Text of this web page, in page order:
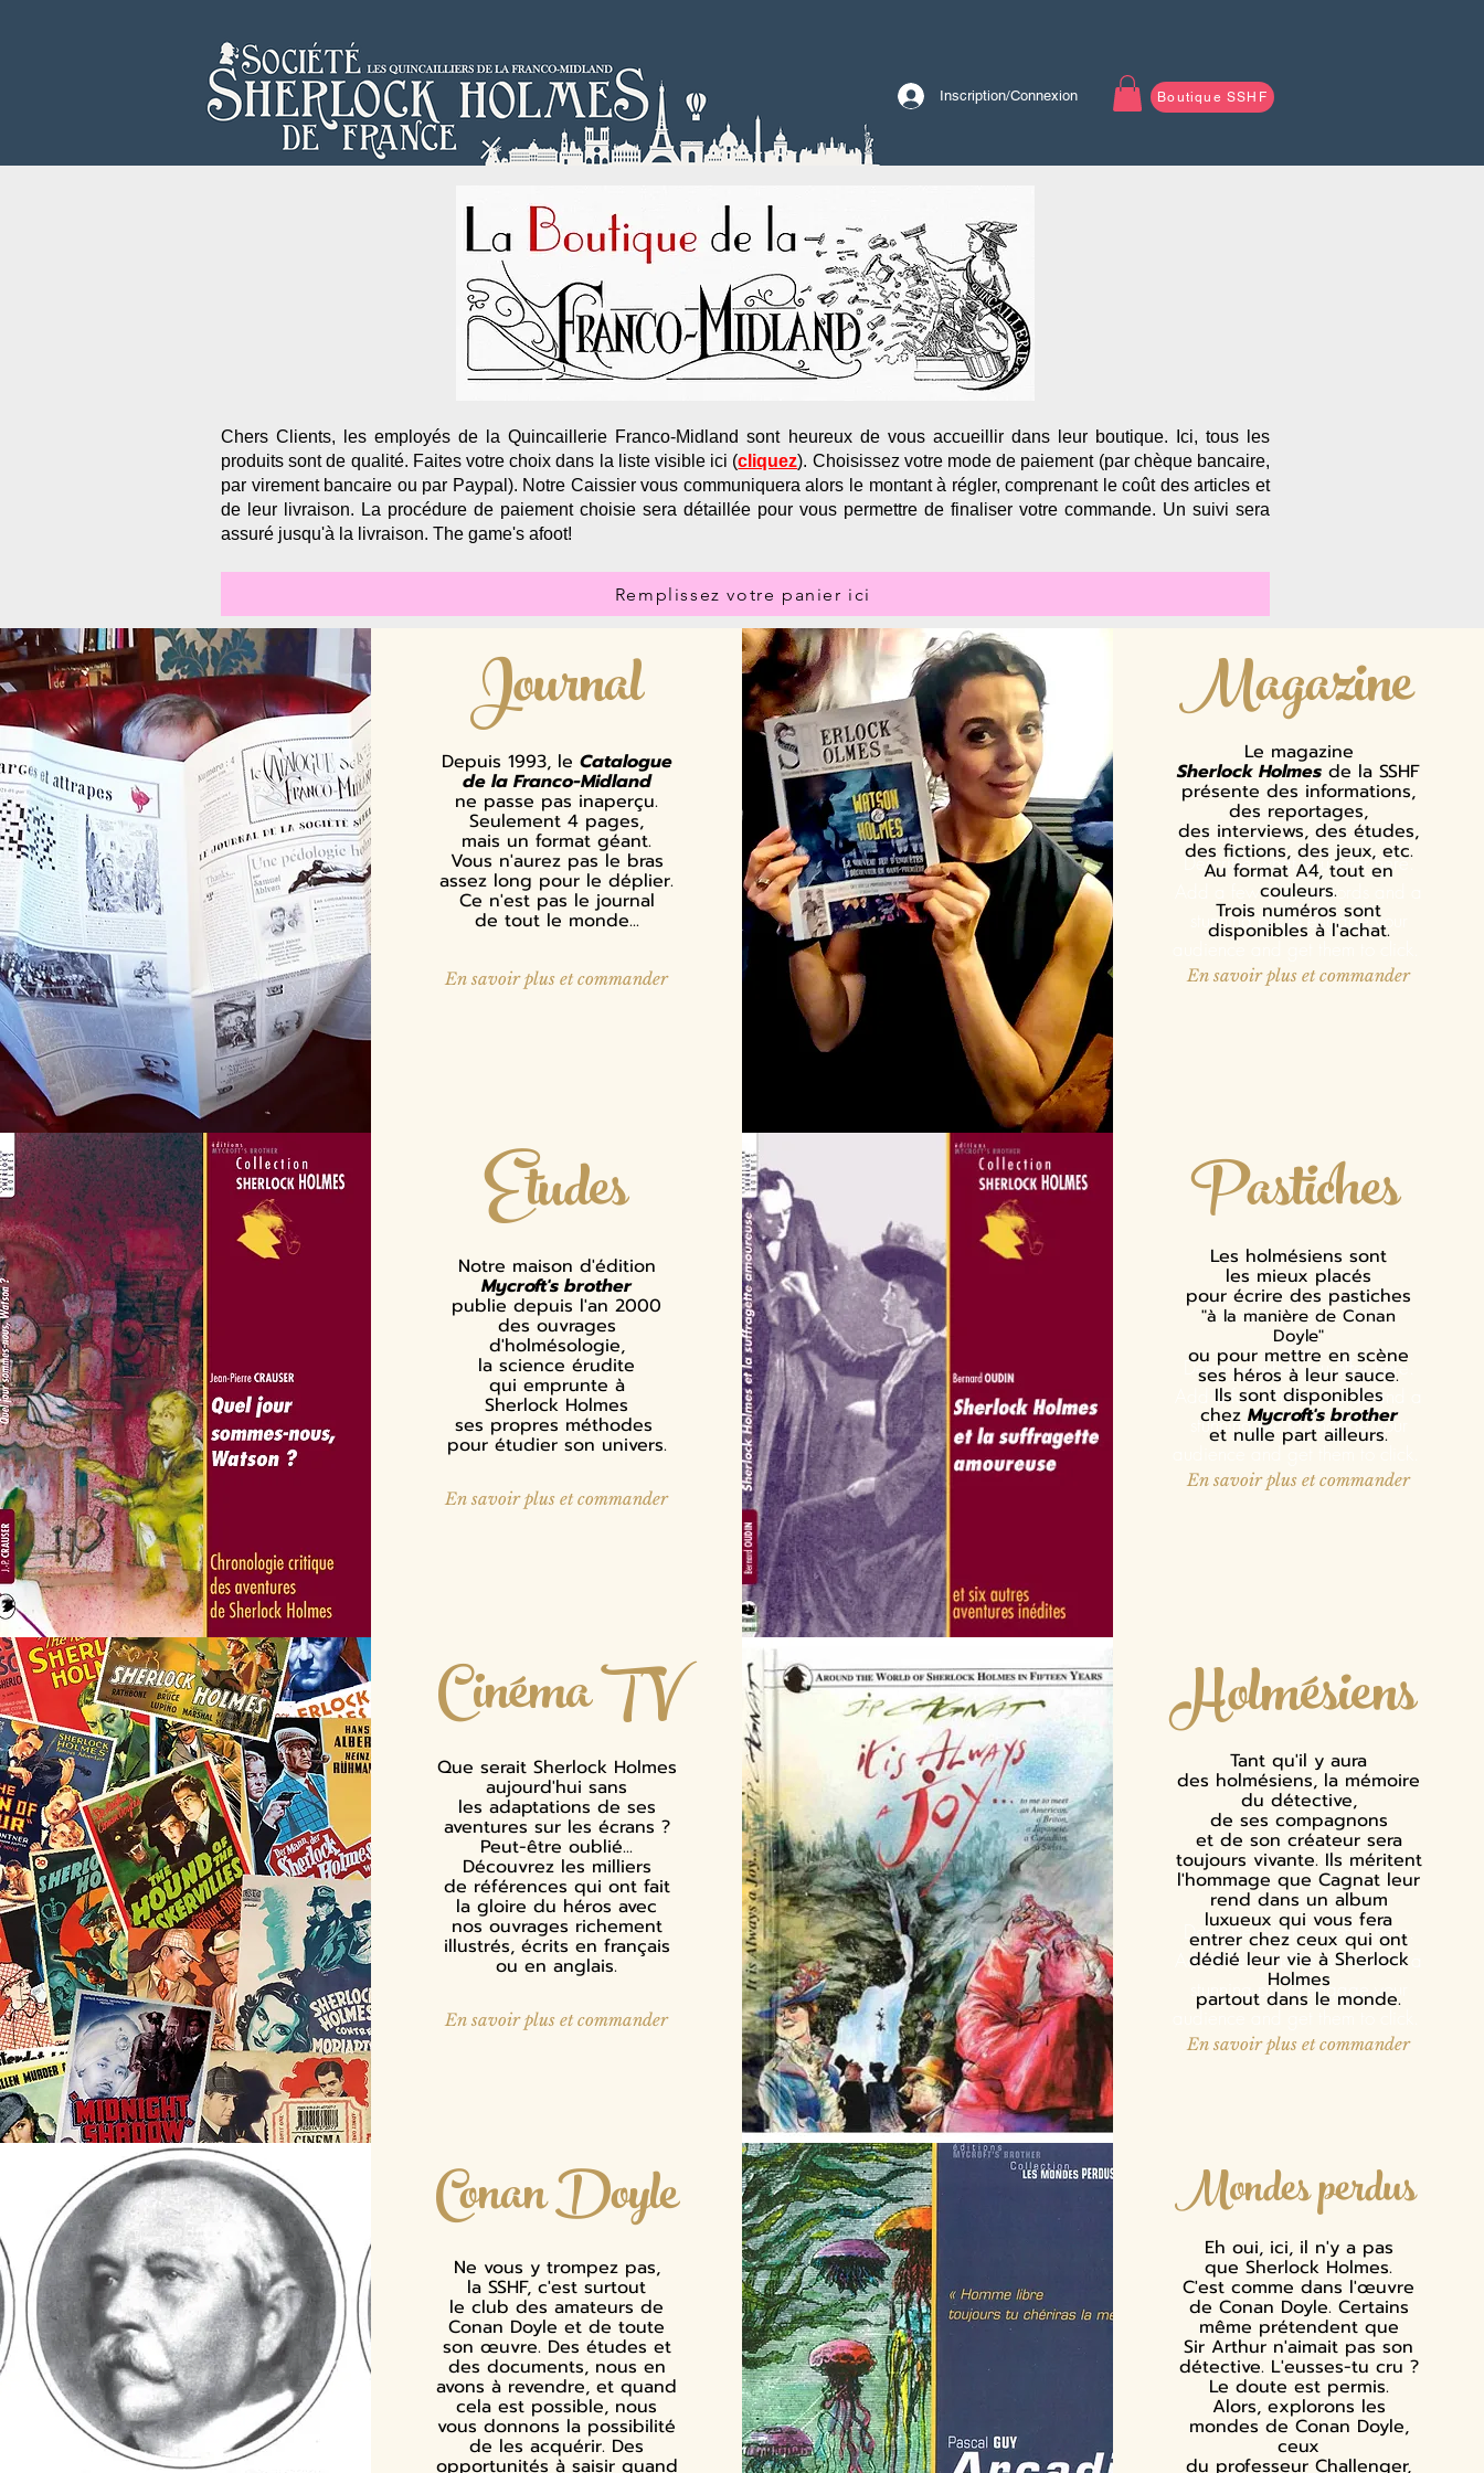
Boutique SSHF
Inscription/Connexion
Chers Clients, les employés de la Quincaillerie Franco-Midland sont heureux de vous accueillir dans leur boutique. Ici, tous les
produits sont de qualité. Faites votre choix dans la liste visible ici (cliquez). Choisissez votre mode de paiement (par chèque bancaire,
par virement bancaire ou par Paypal). Notre Caissier vous communiquera alors le montant à régler, comprenant le coût des articles et
de leur livraison. La procédure de paiement choisie sera détaillée pour vous permettre de finaliser votre commande. Un suivi sera
assuré jusqu'à la livraison. The game's afoot!
Remplissez votre panier ici
Journal
Depuis 1993, le Catalogue
de la Franco-Midland
ne passe pas inaperçu.
Seulement 4 pages,
mais un format géant.
Vous n'aurez pas le bras
assez long pour le déplier.
Ce n'est pas le journal
de tout le monde...
En savoir plus et commander
Magazine
Describe what you offer here.
Add a few choice words and a
stunning pic to engage your
audience and get them to click.
Le magazine
Sherlock Holmes de la SSHF
présente des informations,
des reportages,
des interviews, des études,
des fictions, des jeux, etc.
Au format A4, tout en
couleurs.
Trois numéros sont
disponibles à l'achat.
En savoir plus et commander
Etudes
Notre maison d'édition
Mycroft's brother
publie depuis l'an 2000
des ouvrages
d'holmésologie,
la science érudite
qui emprunte à
Sherlock Holmes
ses propres méthodes
pour étudier son univers.
En savoir plus et commander
Pastiches
Describe what you offer here.
Add a few choice words and a
stunning pic to engage your
audience and get them to click.
Les holmésiens sont
les mieux placés
pour écrire des pastiches
"à la manière de Conan
Doyle"
ou pour mettre en scène
ses héros à leur sauce.
Ils sont disponibles
chez Mycroft's brother
et nulle part ailleurs.
En savoir plus et commander
Cinéma TV
Que serait Sherlock Holmes
aujourd'hui sans
les adaptations de ses
aventures sur les écrans ?
Peut-être oublié...
Découvrez les milliers
de références qui ont fait
la gloire du héros avec
nos ouvrages richement
illustrés, écrits en français
ou en anglais.
En savoir plus et commander
Holmésiens
Describe what you offer here.
Add a few choice words and a
stunning pic to engage your
audience and get them to click.
Tant qu'il y aura
des holmésiens, la mémoire
du détective,
de ses compagnons
et de son créateur sera
toujours vivante. Ils méritent
l'hommage que Cagnat leur
rend dans un album
luxueux qui vous fera
entrer chez ceux qui ont
dédié leur vie à Sherlock
Holmes
partout dans le monde.
En savoir plus et commander
Conan Doyle
Ne vous y trompez pas,
la SSHF, c'est surtout
le club des amateurs de
Conan Doyle et de toute
son œuvre. Des études et
des documents, nous en
avons à revendre, et quand
cela est possible, nous
vous donnons la possibilité
de les acquérir. Des
opportunités à saisir quand
Mondes perdus
Eh oui, ici, il n'y a pas
que Sherlock Holmes.
C'est comme dans l'œuvre
de Conan Doyle. Certains
même prétendent que
Sir Arthur n'aimait pas son
détective. L'eusses-tu cru ?
Le doute est permis.
Alors, explorons les
mondes de Conan Doyle,
ceux
du professeur Challenger,